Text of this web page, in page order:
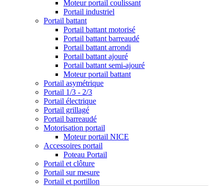
Moteur portail coulissant
Portail industriel
Portail battant
Portail battant motorisé
Portail battant barreaudé
Portail battant arrondi
Portail battant ajouré
Portail battant semi-ajouré
Moteur portail battant
Portail asymétrique
Portail 1/3 - 2/3
Portail électrique
Portail grillagé
Portail barreaudé
Motorisation portail
Moteur portail NICE
Accessoires portail
Poteau Portail
Portail et clôture
Portail sur mesure
Portail et portillon